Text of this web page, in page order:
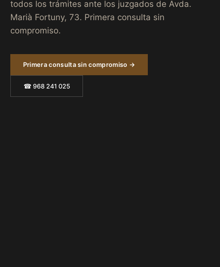
todos los trámites ante los juzgados de Avda.
Marià Fortuny, 73. Primera consulta sin
compromiso.
Primera consulta sin compromiso →
☎ 968 241 025